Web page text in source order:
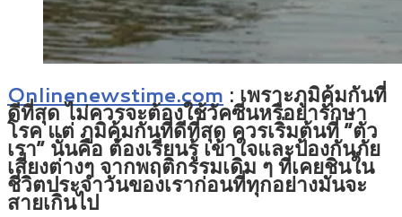
Onlinenewstime.com : เพราะภูมิคุ้มกันที่
ดีที่สุด ไม่ควรจะต้องใช้วัคซีนหรือยารักษา
โรค แต่ ภูมิคุ้มกันที่ดีที่สุด ควรเริ่มต้นที่ “ตัว
เรา” นั่นคือ ต้องเรียนรู้ เข้าใจและป้องกันภัย
เสี่ยงต่างๆ จากพฤติกรรมเดิม ๆ ที่เคยชินใน
ชีวิตประจำวันของเราก่อนที่ทุกอย่างมันจะ
สายเกินไป